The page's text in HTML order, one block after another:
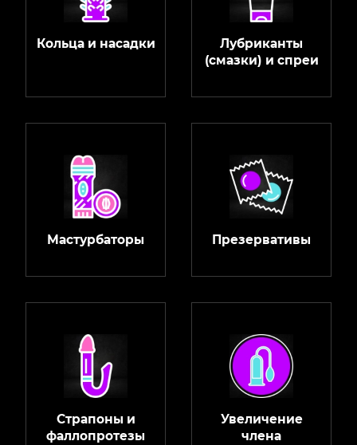
Кольца и насадки
Лубриканты
(смазки) и спреи
Мастурбаторы Презервативы
Страпоны и
фаллопротезы
Увеличение
члена